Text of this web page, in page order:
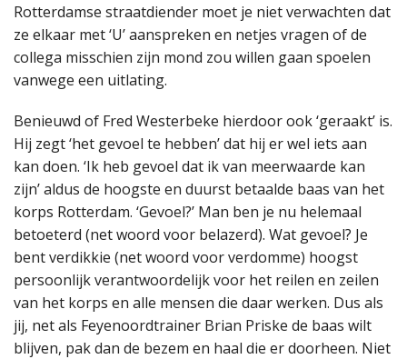
Rotterdamse straatdiender moet je niet verwachten dat
ze elkaar met ‘U’ aanspreken en netjes vragen of de
collega misschien zijn mond zou willen gaan spoelen
vanwege een uitlating.
Benieuwd of Fred Westerbeke hierdoor ook ‘geraakt’ is.
Hij zegt ‘het gevoel te hebben’ dat hij er wel iets aan
kan doen. ‘Ik heb gevoel dat ik van meerwaarde kan
zijn’ aldus de hoogste en duurst betaalde baas van het
korps Rotterdam. ‘Gevoel?’ Man ben je nu helemaal
betoeterd (net woord voor belazerd). Wat gevoel? Je
bent verdikkie (net woord voor verdomme) hoogst
persoonlijk verantwoordelijk voor het reilen en zeilen
van het korps en alle mensen die daar werken. Dus als
jij, net als Feyenoordtrainer Brian Priske de baas wilt
blijven, pak dan de bezem en haal die er doorheen. Niet